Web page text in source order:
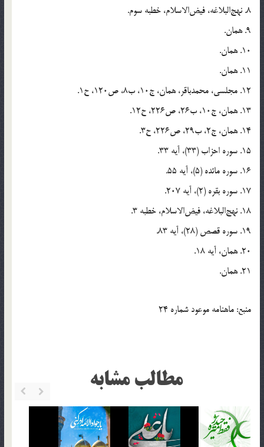
8. نهج‌البلاغه، فيض‌الاسلام، خطبه سوم.
9. همان.
10. همان.
11. همان.
12. مجلسى، محمدباقر، همان، ج10، ب8، ص120، ح1.
13. همان، ج10، ب26، ص226، ح12.
14. همان، ج2، ب29، ص226، ح3.
15. سوره احزاب (33)، آيه 33.
16. سوره مائده (5)، آيه 55.
17. سوره بقره (2)، آيه 207.
18. نهج‌البلاغه، فيض‌الاسلام، خطبه 3.
19. سوره قصص (28)، آيه 83.
20. همان، آيه 18.
21. همان.
منبع: ماهنامه موعود شماره 24
مطالب مشابه